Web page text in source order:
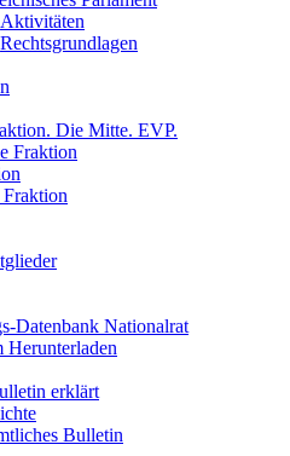
Aktivitäten
Rechtsgrundlagen
Die Mitte. EVP.
Fraktion
Datenbank Nationalrat
Herunterladen
erklärt
Bulletin